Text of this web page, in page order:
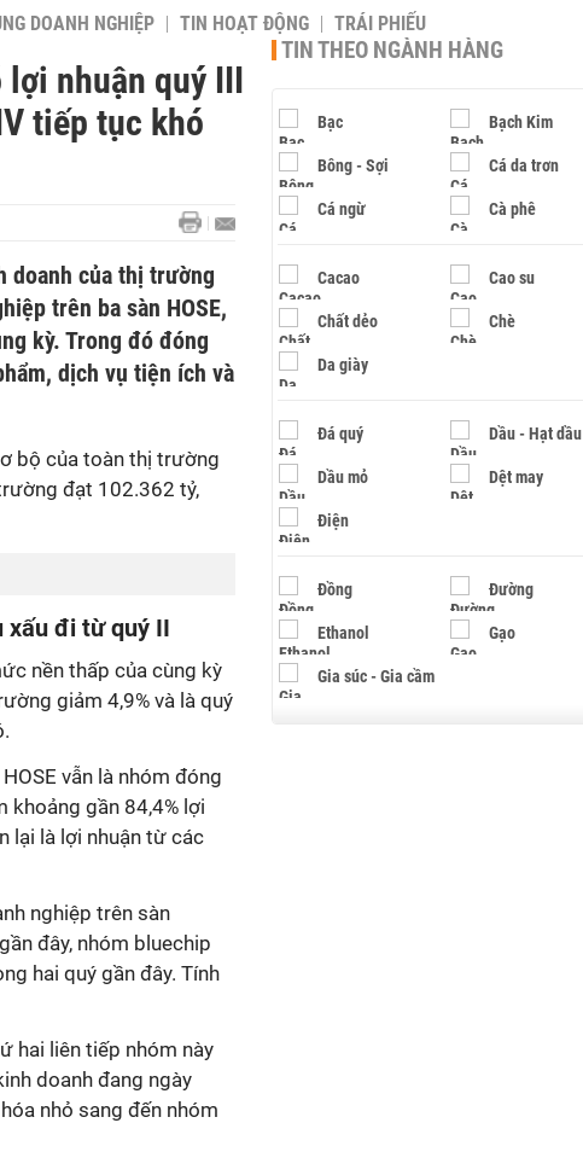
DOANH NGHIỆP TIN HOẠT ĐỘNG TRÁI PHIẾU
lợi nhuận quý III
tiếp tục khó
doanh của thị trường
trên ba sàn HOSE,
kỳ. Trong đó đóng
dịch vụ tiện ích và
bộ của toàn thị trường
đạt 102.362 tỷ,
xấu đi từ quý II
nền thấp của cùng kỳ
giảm 4,9% và là quý
vẫn là nhóm đóng
khoảng gần 84,4% lợi
lại là lợi nhuận từ các
nghiệp trên sàn
đây, nhóm bluechip
hai quý gần đây. Tính
hai liên tiếp nhóm này
doanh đang ngày
nhỏ sang đến nhóm
TIN THEO NGÀNH HÀNG
Bạc Bạch Kim
Bông - Sợi Cá da trơn
Cá ngừ Cà phê
Cacao Cao su
Chất dẻo Chè
Da giày
Đá quý Dầu - Hạt dầu
Dầu mỏ Dệt may
Điện
Đồng Đường
Ethanol Gạo
Gia súc - Gia cầm